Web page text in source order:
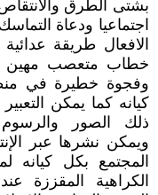
بشتى الطرق
اجتماعيا ودعاة
الافعال طريقة
خطاب متعصب مهين
وفجوة خطيرة في
كيانه كما يمكن
ذلك الصور والرسوم
ويمكن نشرها عبر
المجتمع بكل كيانه
الكراهية المقززة